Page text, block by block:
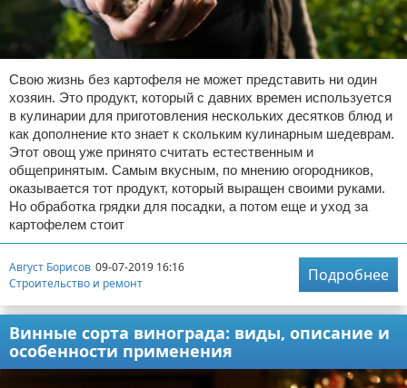
Свою жизнь без картофеля не может представить ни один
хозяин. Это продукт, который с давних времен используется
в кулинарии для приготовления нескольких десятков блюд и
как дополнение кто знает к скольким кулинарным шедеврам.
Этот овощ уже принято считать естественным и
общепринятым. Самым вкусным, по мнению огородников,
оказывается тот продукт, который выращен своими руками.
Но обработка грядки для посадки, а потом еще и уход за
картофелем стоит
Август Борисов 09-07-2019 16:16
Строительство и ремонт
Подробнее
Винные сорта винограда: виды, описание и
особенности применения